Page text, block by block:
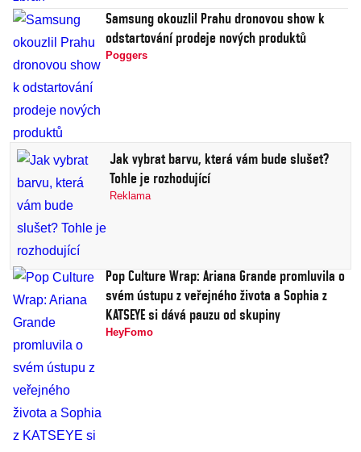
Samsung okouzlil Prahu dronovou show k
odstartování prodeje nových produktů
Poggers
Jak vybrat barvu, která vám bude slušet?
Tohle je rozhodující
Reklama
Pop Culture Wrap: Ariana Grande promluvila o
svém ústupu z veřejného života a Sophia z
KATSEYE si dává pauzu od skupiny
HeyFomo